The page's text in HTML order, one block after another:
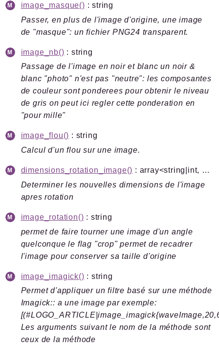
image_masque() : string
Passer, en plus de l'image d'origine, une image
de "masque": un fichier PNG24 transparent.
image_nb() : string
Passage de l'image en noir et blanc un noir &
blanc "photo" n'est pas "neutre": les composantes
de couleur sont ponderees pour obtenir le niveau
de gris on peut ici regler cette ponderation en
"pour mille"
image_flou() : string
Calcul d'un flou sur une image.
dimensions_rotation_image()
: array<string|int, mixed>
Determiner les nouvelles dimensions de l'image
apres rotation
image_rotation() : string
permet de faire tourner une image d'un angle
quelconque le flag "crop" permet de recadrer
l'image pour conserver sa taille d'origine
image_imagick() : string
Permet d'appliquer un filtre basé sur une méthode
Imagick:: a une image par exemple:
Les arguments suivant le nom de la méthode sont
ceux de la méthode